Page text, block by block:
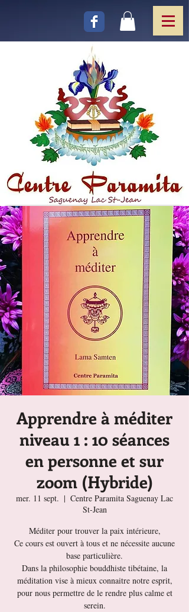
Apprendre à méditer
niveau 1 : 10 séances
en personne et sur
zoom (Hybride)
mer. 11 sept.
  |
Centre Paramita Saguenay Lac
St-Jean
Méditer pour trouver la paix intérieure,
Ce cours est ouvert à tous et ne nécessite aucune
base particulière.
Dans la philosophie bouddhiste tibétaine, la
méditation vise à mieux connaitre notre esprit,
pour nous permettre de le rendre plus calme et
serein.